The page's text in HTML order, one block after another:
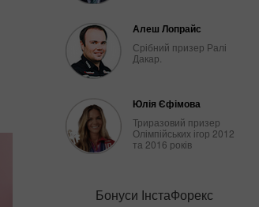
Алеш Лопрайс
Срібний призер Ралі
Дакар.
Юлія Єфімова
Триразовий призер
Олімпійських ігор 2012
та 2016 років
Бонуси ІнстаФорекс